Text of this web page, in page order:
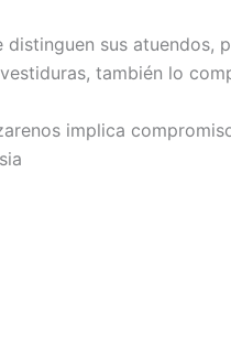
distinguen sus
también lo
impli­ca